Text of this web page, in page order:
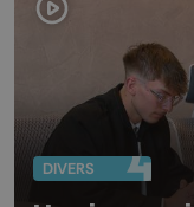
DIVERS